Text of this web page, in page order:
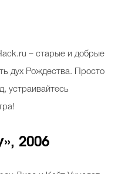
– старые и добрые
дух Рождества. Просто
устраивайтесь
2006